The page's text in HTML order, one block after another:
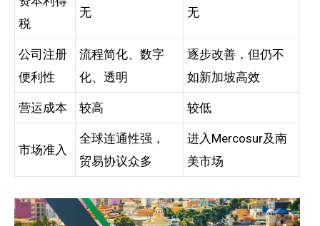
税
无 无
公司注册
便利性
流程简化、数字
化、透明
逐步改善，但仍不
如新加坡高效
营运成本 较高 较低
市场准入
全球连通性强，
贸易协议众多
进入Mercosur及南
美市场